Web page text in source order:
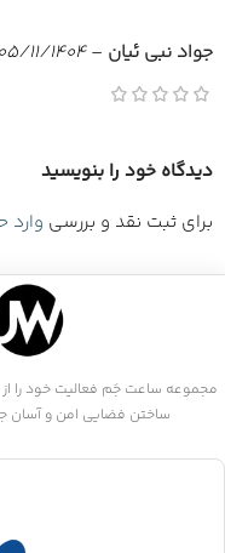
جواد نبی ئیان –
05/11/1404
دیدگاه خود را بنویسید
برای ثبت نقد و بررسی وارد
ساختن فضایی امن و آسان